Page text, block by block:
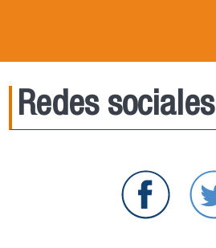
Redes sociales